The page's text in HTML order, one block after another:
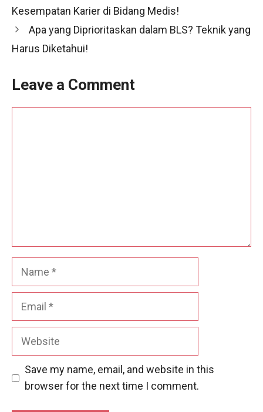
Kesempatan Karier di Bidang Medis!
Apa yang Diprioritaskan dalam BLS? Teknik yang
Harus Diketahui!
Leave a Comment
Website
Save my name, email, and website in this
browser for the next time I comment.